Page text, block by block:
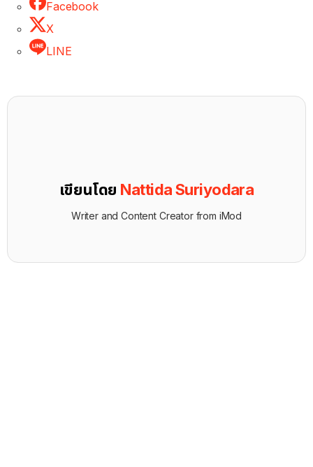
Facebook
X
LINE
เขียนโดย Nattida Suriyodara
Writer and Content Creator from iMod